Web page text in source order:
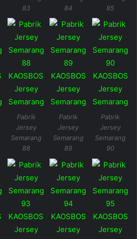
83
84
85
Pabrik
Jersey
Semarang
88
Pabrik
Jersey
Semarang
89
Pabrik
Jersey
Semarang
90